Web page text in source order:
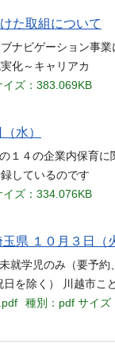
た取組について
ナビゲーション事業
化～キャリアカ
イズ：383.069KB
水）
１４の企業内保育に
しているのです
イズ：334.076KB
県 １０月３日（
学児のみ（要予
を除く） 川越市こ
種別：pdf サイズ